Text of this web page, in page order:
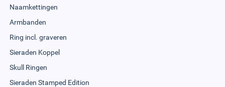
Naamkettingen
Armbanden
Ring incl. graveren
Sieraden Koppel
Skull Ringen
Sieraden Stamped Edition